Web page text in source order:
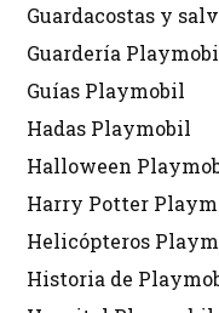
Guardacostas y
Guardería
Guías Playmobil
Hadas Playmobil
Halloween
Harry Potter
Helicópteros
Historia de